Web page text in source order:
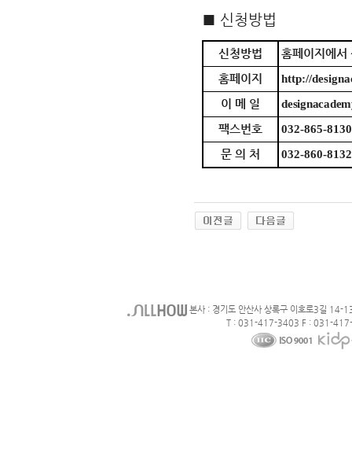
■ 신청방법
신청방법 홈페이지에서
홈페이지
http://
이 메 일
팩스번호
032-865-8130
문 의 처
032-860-8132
본사 : 경기도 안산사 상록구 이호로3길 14-
T : 031-417-3403 F : 031-